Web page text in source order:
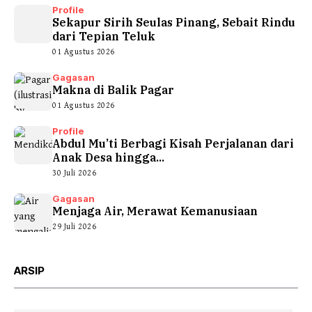
Profile
Sekapur Sirih Seulas Pinang, Sebait Rindu
dari Tepian Teluk
01 Agustus 2026
Gagasan
Makna di Balik Pagar
01 Agustus 2026
Profile
Abdul Mu’ti Berbagi Kisah Perjalanan dari
Anak Desa hingga...
30 Juli 2026
Gagasan
Menjaga Air, Merawat Kemanusiaan
29 Juli 2026
ARSIP